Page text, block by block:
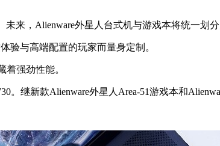
来，Alienware外星人台式机与游戏本将统一划分
验与高端配置的玩家而量身定制。
强劲性能。
继新款Alienware外星人Area-51游戏本和